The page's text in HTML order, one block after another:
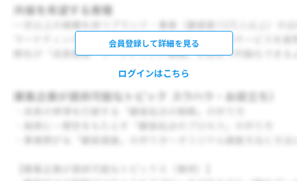
会員登録して詳細を見る
ログインはこちら